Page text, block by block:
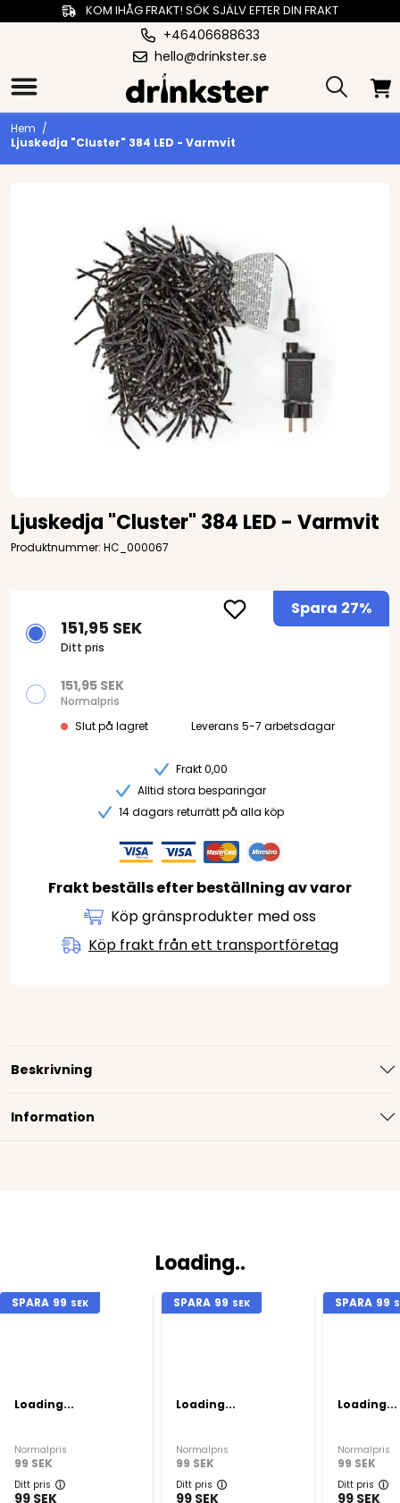
KOM IHÅG FRAKT! SÖK SJÄLV EFTER DIN FRAKT
+46406688633
hello@drinkster.se
Hem /
Ljuskedja "Cluster" 384 LED - Varmvit
Ljuskedja "Cluster" 384 LED - Varmvit
Produktnummer: HC_000067
Spara 27%
151,95 SEK
Ditt pris
151,95 SEK
Normalpris
Slut på lagret
Leverans 5-7 arbetsdagar
Frakt 0,00
Alltid stora besparingar
14 dagars returrätt på alla köp
Frakt beställs efter beställning av varor
Köp gränsprodukter med oss
Köp frakt från ett transportföretag
Beskrivning
Information
Loading..
SPARA 99 SEK
Loading...
Normalpris
99 SEK
Ditt pris
99 SEK
SPARA 99 SEK
Loading...
Normalpris
99 SEK
Ditt pris
99 SEK
SPARA 99
Loading...
Normalpris
99 SEK
Ditt pris
99 SEK